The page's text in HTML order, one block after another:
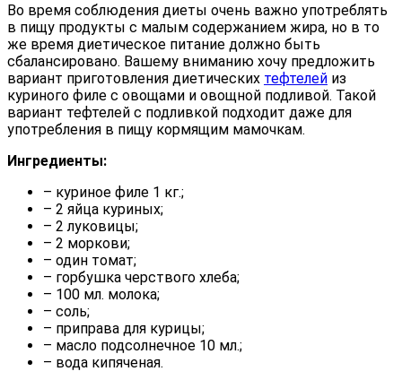
Во время соблюдения диеты очень важно употреблять
в пищу продукты с малым содержанием жира, но в то
же время диетическое питание должно быть
сбалансировано. Вашему вниманию хочу предложить
вариант приготовления диетических тефтелей из
куриного филе с овощами и овощной подливой. Такой
вариант тефтелей с подливкой подходит даже для
употребления в пищу кормящим мамочкам.
Ингредиенты:
– куриное филе 1 кг.;
– 2 яйца куриных;
– 2 луковицы;
– 2 моркови;
– один томат;
– горбушка черствого хлеба;
– 100 мл. молока;
– соль;
– приправа для курицы;
– масло подсолнечное 10 мл.;
– вода кипяченая.